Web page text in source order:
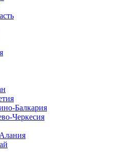
Балкария
Черкесия